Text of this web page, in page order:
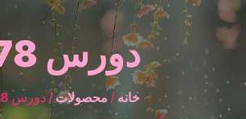
دورس 78
خانه / محصولات/ دورس 78